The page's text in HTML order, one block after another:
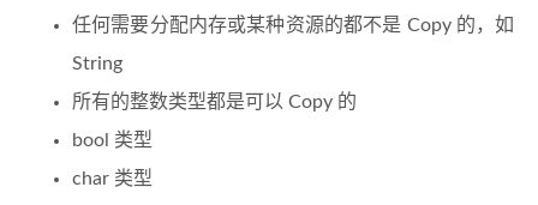
任何需要分配内存或某种资源的都不是 Copy 的，如
String
所有的整数类型都是可以 Copy 的
bool 类型
char 类型